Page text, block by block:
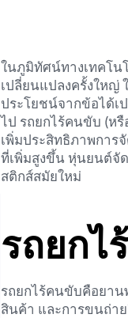
ในภูมิทัศน์ทางเทคโน
เปลี่ยนแปลงครั้งใหญ่
ประโยชน์จากข้อได้เ
ไป รถยกไร้คนขับ (ห
เพิ่มประสิทธิภาพการ
ที่เพิ่มสูงขึ้น หุ่นยนต์จั
สติกส์สมัยใหม่
รถยกไ
รถยกไร้คนขับคือยาน
สินค้า และการขนถ่า